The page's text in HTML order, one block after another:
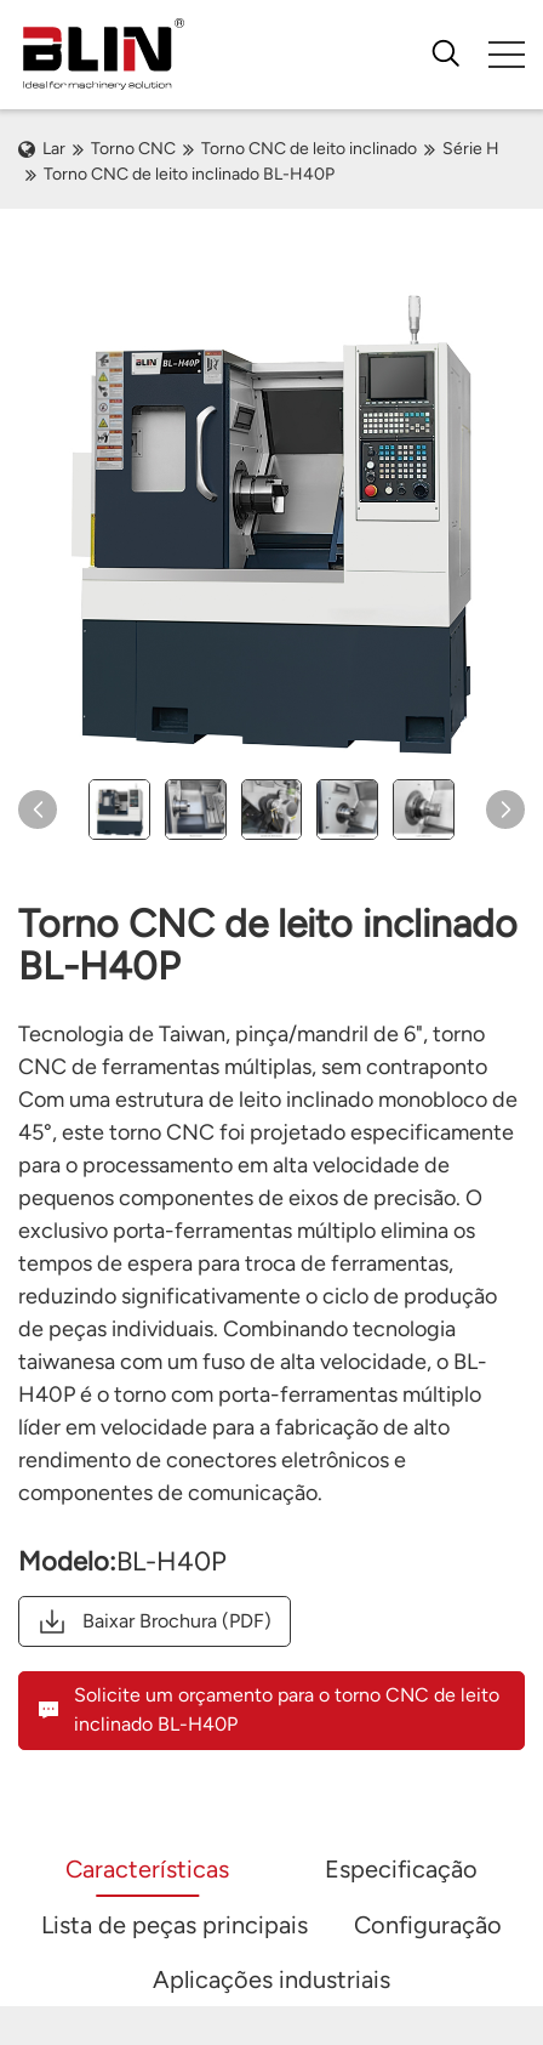
Lar Torno CNC Torno CNC de leito inclinado
Série H
Torno CNC de leito inclinado BL-H40P
Torno CNC de leito inclinado
BL-H40P
Tecnologia de Taiwan, pinça/mandril de 6", torno
CNC de ferramentas múltiplas, sem contraponto
Com uma estrutura de leito inclinado monobloco de
45°, este torno CNC foi projetado especificamente
para o processamento em alta velocidade de
pequenos componentes de eixos de precisão. O
exclusivo porta-ferramentas múltiplo elimina os
tempos de espera para troca de ferramentas,
reduzindo significativamente o ciclo de produção
de peças individuais. Combinando tecnologia
taiwanesa com um fuso de alta velocidade, o BL-
H40P é o torno com porta-ferramentas múltiplo
líder em velocidade para a fabricação de alto
rendimento de conectores eletrônicos e
componentes de comunicação.
Modelo:BL-H40P
Solicite um orçamento para o torno CNC de leito
inclinado BL-H40P
Baixar Brochura (PDF)
Características
Especificação
Lista de peças principais
Configuração
Aplicações industriais